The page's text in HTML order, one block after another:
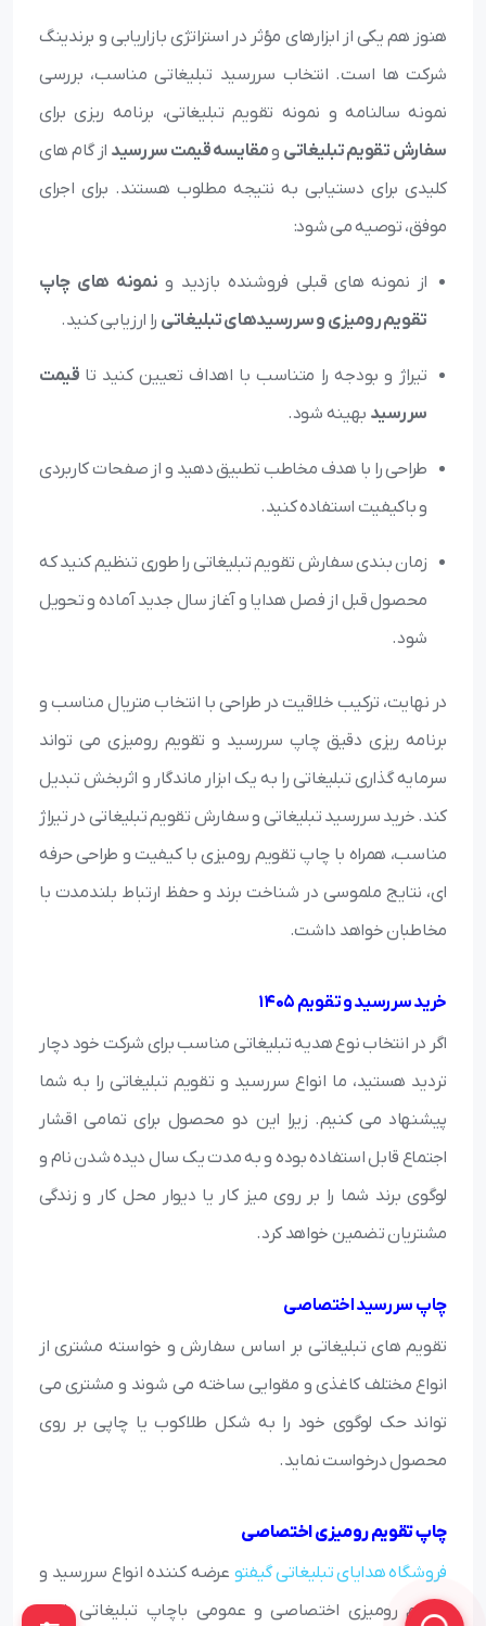
هنوز هم یکی از ابزارهای مؤثر در استراتژی بازاریابی و برندینگ
شرکت ها است. انتخاب سررسید تبلیغاتی مناسب، بررسی
نمونه سالنامه و نمونه تقویم تبلیغاتی، برنامه ریزی برای
سفارش تقویم تبلیغاتی ومقایسه قیمت سررسید از گام های
کلیدی برای دستیابی به نتیجه مطلوب هستند. برای اجرای
موفق، توصیه می شود:
از نمونه های قبلی فروشنده بازدید و نمونه های چاپ
تقویم رومیزی و سررسیدهای تبلیغاتی را ارزیابی کنید.
تیراژ و بودجه را متناسب با اهداف تعیین کنید تا قیمت
سررسید بهینه شود.
طراحی را با هدف مخاطب تطبیق دهید و از صفحات کاربردی
و باکیفیت استفاده کنید.
زمان بندی سفارش تقویم تبلیغاتی را طوری تنظیم کنید که
محصول قبل از فصل هدایا و آغاز سال جدید آماده و تحویل
شود.
در نهایت، ترکیب خلاقیت در طراحی با انتخاب متریال مناسب و
برنامه ریزی دقیق چاپ سررسید و تقویم رومیزی می تواند
سرمایه گذاری تبلیغاتی را به یک ابزار ماندگار و اثربخش تبدیل
کند. خرید سررسید تبلیغاتی و سفارش تقویم تبلیغاتی در تیراژ
مناسب، همراه با چاپ تقویم رومیزی با کیفیت و طراحی حرفه
ای، نتایج ملموسی در شناخت برند و حفظ ارتباط بلندمدت با
مخاطبان خواهد داشت.
خرید سررسید و تقویم 1405
اگر در انتخاب نوع هدیه تبلیغاتی مناسب برای شرکت خود دچار
تردید هستید، ما انواع سررسید و تقویم تبلیغاتی را به شما
پیشنهاد می کنیم. زیرا این دو محصول برای تمامی اقشار
اجتماع قابل استفاده بوده و به مدت یک سال دیده شدن نام و
لوگوی برند شما را بر روی میز کار یا دیوار محل کار و زندگی
مشتریان تضمین خواهد کرد.
چاپ سررسید اختصاصی
تقویم های تبلیغاتی بر اساس سفارش و خواسته مشتری از
انواع مختلف کاغذی و مقوایی ساخته می شوند و مشتری می
تواند حک لوگوی خود را به شکل طلاکوب یا چاپی بر روی
محصول درخواست نماید.
چاپ تقویم رومیزی اختصاصی
فروشگاه هدایای تبلیغاتی گیفتو عرضه کننده انواع سررسید و
تقویم رومیزی اختصاصی و عمومی باچاپ تبلیغاتی شما،